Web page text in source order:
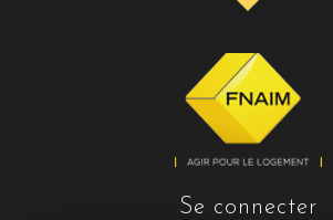
se connecter